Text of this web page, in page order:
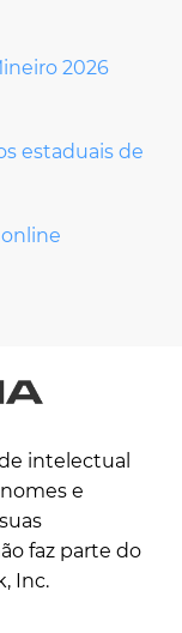
2026
estaduais de
intelectual
e
faz parte do
Inc.